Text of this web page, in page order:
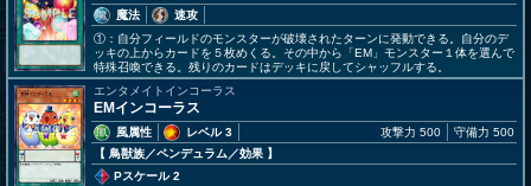
魔法
速攻
①：自分フィールドのモンスターが破壊されたターンに発動できる。自分のデ
ッキの上からカードを５枚めくる。その中から「EM」モンスター１体を選んで
特殊召喚できる。残りのカードはデッキに戻してシャッフルする。
エンタメイトインコーラス
EMインコーラス
風属性
レベル 3
【 鳥獣族／ペンデュラム／効果 】
攻撃力 500 守備力 500
Pスケール 2